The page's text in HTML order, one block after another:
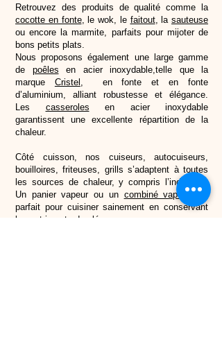
Retrouvez des produits de qualité comme la
cocotte en fonte, le wok, le faitout, la sauteuse
ou encore la marmite, parfaits pour mijoter de
bons petits plats.
Nous proposons également une large gamme
de poêles en acier inoxydable,telle que la
marque Cristel , en fonte et en fonte
d’aluminium, alliant robustesse et élégance.
Les casseroles en acier inoxydable
garantissent une excellente répartition de la
chaleur.
Côté cuisson, nos cuiseurs, autocuiseurs,
bouilloires, friteuses, grills s’adaptent à toutes
les sources de chaleur, y compris l’induction.
Un panier vapeur ou un combiné vapeur est
parfait pour cuisiner sainement en conservant
les nutriments des légumes.